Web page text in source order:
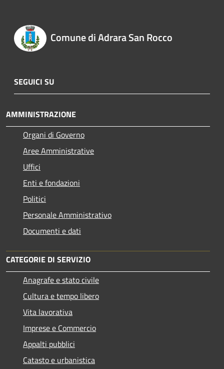
Comune di Adrara San Rocco
SEGUICI SU
AMMINISTRAZIONE
Organi di Governo
Aree Amministrative
Uffici
Enti e fondazioni
Politici
Personale Amministrativo
Documenti e dati
CATEGORIE DI SERVIZIO
Anagrafe e stato civile
Cultura e tempo libero
Vita lavorativa
Imprese e Commercio
Appalti pubblici
Catasto e urbanistica